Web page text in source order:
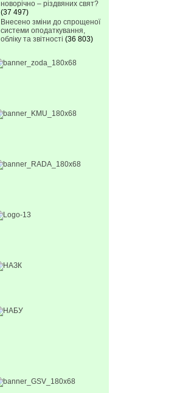
новорічно – різдвяних свят?
(37 497)
Внесено зміни до спрощеної
системи оподаткування,
обліку та звітності (36 803)